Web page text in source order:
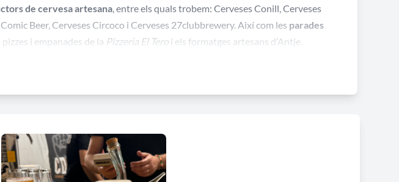
de cervesa artesana, entre els quals trobem: Cerveses Conill, Cerveses
Beer, Cerveses Circoco i Cerveses 27clubbrewery. Així com les parades
i empanades de la Pizzeria El Tero i els formatges artesans d’Antje.
sorteigs.